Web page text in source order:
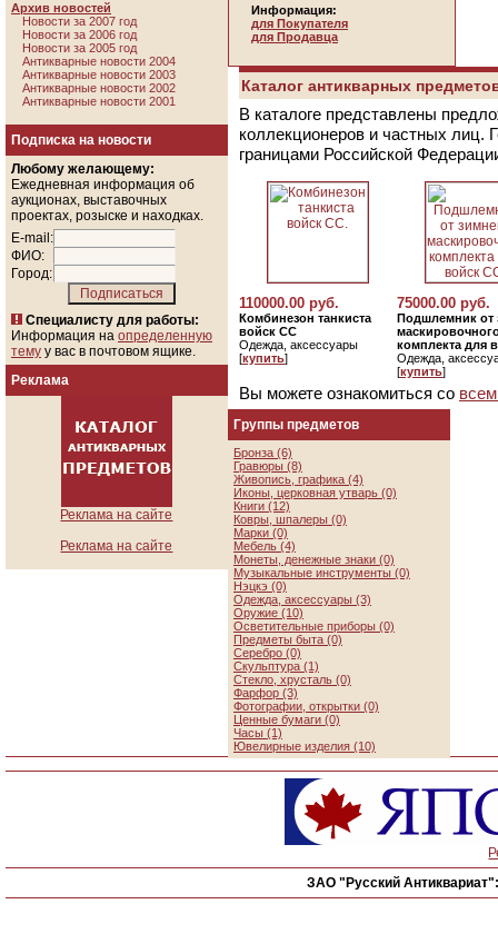
Архив новостей
Новости за 2007 год
Новости за 2006 год
Новости за 2005 год
Антикварные новости 2004
Антикварные новости 2003
Антикварные новости 2002
Антикварные новости 2001
Подписка на новости
Любому желающему:
Ежедневная информация об
аукционах, выставочных
проектах, розыске и находках.
E-mail:
ФИО:
Город:
Специалисту для работы:
Информация на определенную
тему у вас в почтовом ящике.
Реклама
Реклама на сайте
Реклама на сайте
Информация:
для Покупателя
для Продавца
Каталог антикварных
В каталоге представлены
коллекционеров и частных лиц.
границами Российской
110000.00 руб.
Комбинезон танкиста
войск СС
Одежда, аксессуары
[купить]
75000.00 руб.
Подшлемник от
комплекта для
Одежда,
[купить]
Вы можете ознакомиться со
Группы предметов
Бронза (6)
Гравюры (8)
Живопись, графика (4)
Иконы, церковная утварь (0)
Книги (12)
Ковры, шпалеры (0)
Марки (0)
Мебель (4)
Монеты, денежные знаки (0)
Музыкальные инструменты (0)
Нэцкэ (0)
Одежда, аксессуары (3)
Оружие (10)
Осветительные приборы (0)
Предметы быта (0)
Серебро (0)
Скульптура (1)
Стекло, хрусталь (0)
Фарфор (3)
Фотографии, открытки (0)
Ценные бумаги (0)
Часы (1)
Ювелирные изделия (10)
ЗАО "Русский Антиквариат":